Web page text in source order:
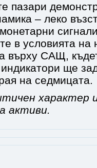
пазари
– леко
в условията на
върху САЩ,
ще
на седмицата.
характер
активи.